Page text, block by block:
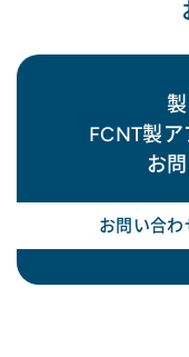
FCNT製
お
お問い合わ